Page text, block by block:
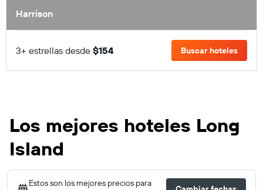
Harrison
3+ estrellas desde $154 Buscar hoteles
Los mejores hoteles Long
Island
Estos son los mejores precios para